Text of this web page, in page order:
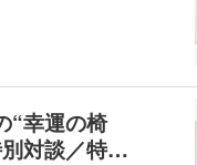
“幸運の椅
別対談／特…